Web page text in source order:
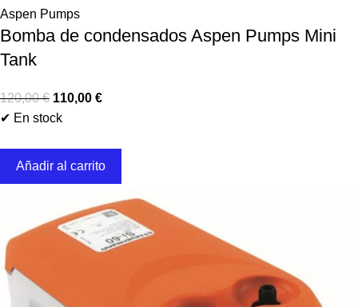
Aspen Pumps
Bomba de condensados Aspen Pumps Mini
Tank
120,00€ 110,00 €
✔ En stock
Añadir al carrito